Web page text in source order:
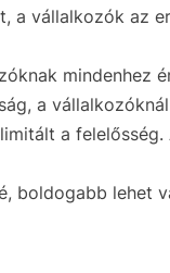
a vállalkozók az
mindenhez
a
a
boldogabb lehet